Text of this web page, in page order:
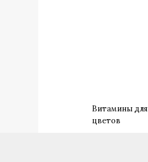
Витамины для
цветов